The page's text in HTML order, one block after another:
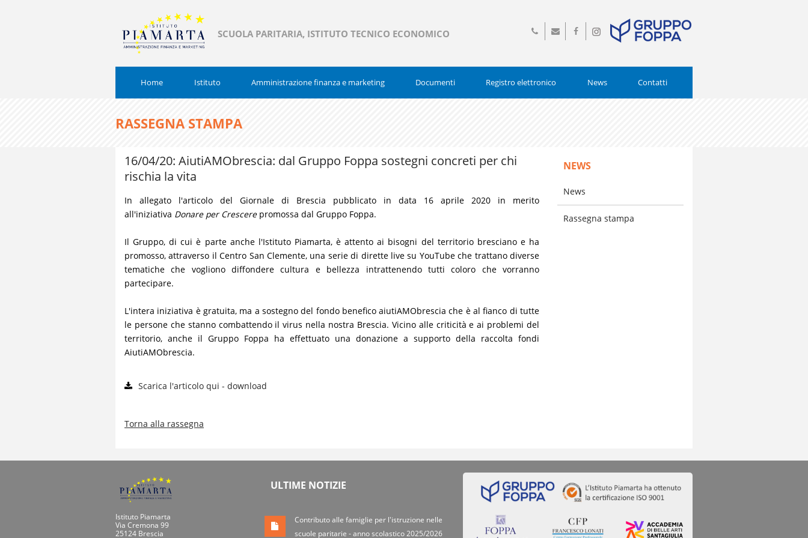
SCUOLA PARITARIA, ISTITUTO TECNICO ECONOMICO
info@istitutopiamarta.it
Seguici
Home Istituto Amministrazione finanza e marketing Documenti Registro elettronico News Contatti
RASSEGNA STAMPA
16/04/20: AiutiAMObrescia: dal Gruppo Foppa sostegni concreti per chi
rischia la vita
In allegato l'articolo del Giornale di Brescia pubblicato in data 16 aprile 2020 in merito
all'iniziativa Donare per Crescerepromossa dal Gruppo Foppa.
Il Gruppo, di cui è parte anche l'Istituto Piamarta, è attento ai bisogni del territorio bresciano e ha
promosso, attraverso il Centro San Clemente, una serie di dirette live su YouTube che trattano diverse
tematiche che vogliono diffondere cultura e bellezza intrattenendo tutti coloro che vorranno
partecipare.
L'intera iniziativa è gratuita, ma a sostegno del fondo benefico aiutiAMObrescia che è al fianco di tutte
le persone che stanno combattendo il virus nella nostra Brescia. Vicino alle criticità e ai problemi del
territorio, anche il Gruppo Foppa ha effettuato una donazione a supporto della raccolta fondi
AiutiAMObrescia.
Scarica l'articolo qui - download
Torna alla rassegna
NEWS
News
Rassegna stampa
Istituto Piamarta
Via Cremona 99
25124 Brescia
ULTIME NOTIZIE
Contributo alle famiglie per l'istruzione nelle
scuole paritarie - anno scolastico 2025/2026